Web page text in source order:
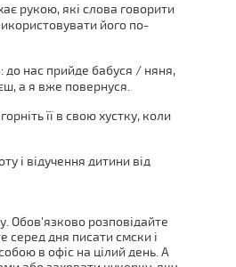
рукою, які слова говорити
його по-
нас прийде бабуся / няня,
а я вже повернуся.
її в свою хустку, коли
і відучення дитини від
Обов'язково розповідайте
серед дня писати смски і
в офіс на цілий день. А